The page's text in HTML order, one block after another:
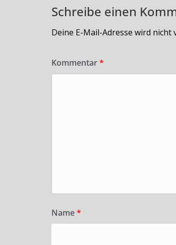
Schreibe einen
Deine E-Mail-Adresse wird nicht
Kommentar*
Name*